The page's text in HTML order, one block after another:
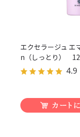
エクセラージュ エ
n（しっとり）
4.9